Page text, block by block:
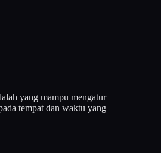
yang mampu mengatur
tempat dan waktu yang